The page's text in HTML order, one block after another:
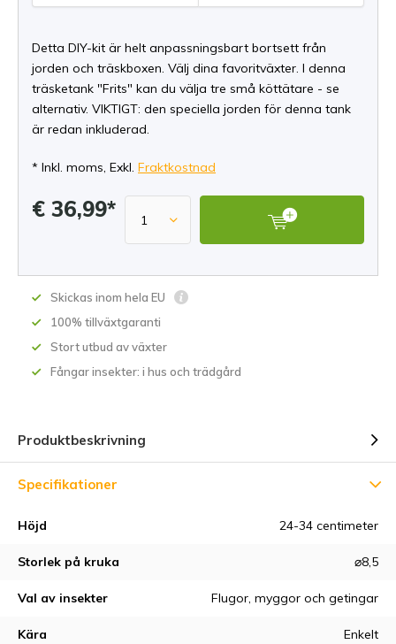
Detta DIY-kit är helt anpassningsbart bortsett från
jorden och träskboxen. Välj dina favoritväxter. I denna
träsketank "Frits" kan du välja tre små köttätare - se
alternativ. VIKTIGT: den speciella jorden för denna tank
är redan inkluderad.
* Inkl. moms, Exkl. Fraktkostnad
€ 36,99*
Skickas inom hela EU
100% tillväxtgaranti
Stort utbud av växter
Fångar insekter: i hus och trädgård
Produktbeskrivning
Specifikationer
Höjd 24-34 centimeter
Storlek på kruka ⌀8,5
Val av insekter Flugor, myggor och getingar
Kära Enkelt